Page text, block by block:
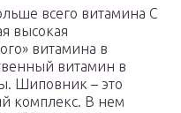
всего витамина C
высокая
витамина в
витамин в
Шиповник – это
комплекс. В нем